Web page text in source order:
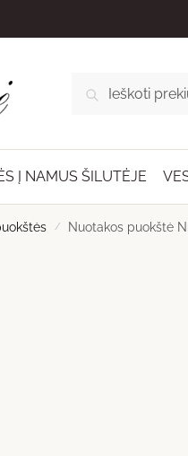
IEŠKOTI
Į NAMUS ŠILUTĖJE
/ Nuotakos puokštė